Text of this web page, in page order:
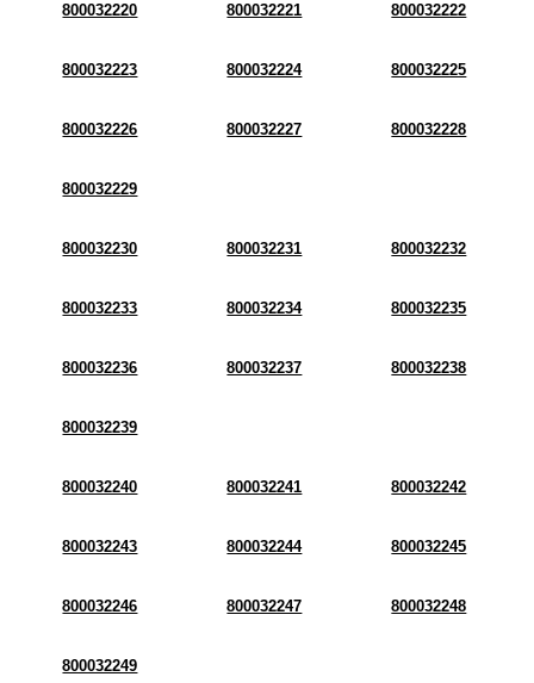
800032220 800032221 800032222
800032223 800032224 800032225
800032226 800032227 800032228
800032229
800032230 800032231 800032232
800032233 800032234 800032235
800032236 800032237 800032238
800032239
800032240 800032241 800032242
800032243 800032244 800032245
800032246 800032247 800032248
800032249